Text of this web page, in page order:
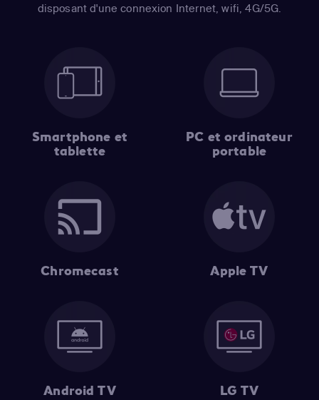
disposant d'une connexion Internet, wifi, 4G/5G.
Smartphone et
tablette
PC et ordinateur
portable
Chromecast Apple TV
Android TV LG TV